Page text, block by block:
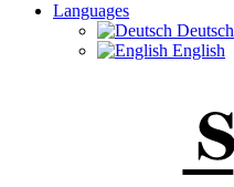
Languages
Deutsch
English